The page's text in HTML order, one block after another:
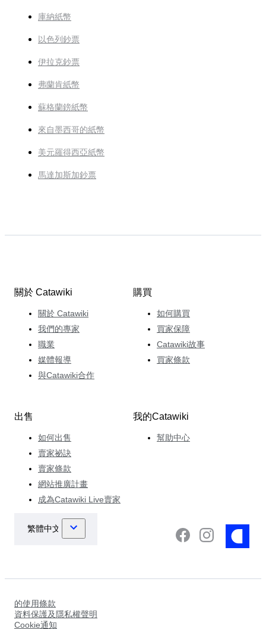
庫納紙幣
以色列鈔票
伊拉克鈔票
弗蘭肯紙幣
蘇格蘭鎊紙幣
來自墨西哥的紙幣
美元羅得西亞紙幣
馬達加斯加鈔票
關於 Catawiki
關於 Catawiki
我們的專家
職業
媒體報導
與Catawiki合作
購買
如何購買
買家保障
Catawiki故事
買家條款
出售
如何出售
賣家祕訣
賣家條款
網站推廣計畫
成為Catawiki Live賣家
我的Catawiki
幫助中心
的使用條款
資料保護及隱私權聲明
Cookie通知